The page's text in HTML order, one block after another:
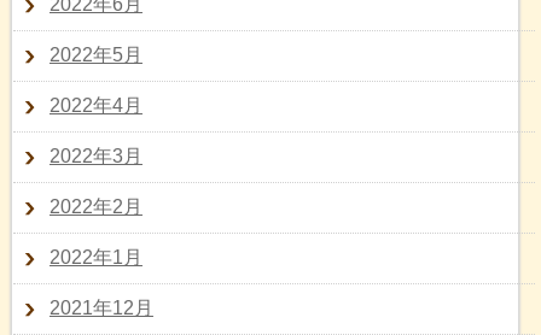
2022年5月
2022年4月
2022年3月
2022年2月
2022年1月
2021年12月